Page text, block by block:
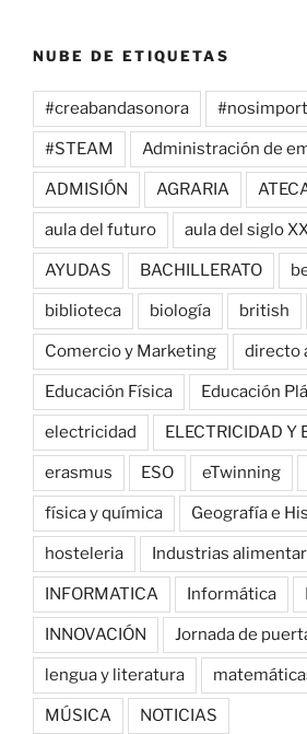
NUBE DE ETIQUETAS
#creabandasonora
#STEAM Administración de
ADMISIÓN AGRARIA
aula del futuro aula del siglo
AYUDAS BACHILLERATO
biblioteca biología british
Comercio y Marketing directo
Educación Física Educación
electricidad ELECTRICIDAD Y
erasmus ESO eTwinning
física y química Geografía e
hosteleria Industrias
INFORMATICA Informática
INNOVACIÓN Jornada de
lengua y literatura
MÚSICA NOTICIAS